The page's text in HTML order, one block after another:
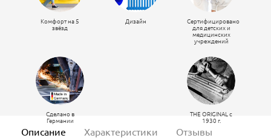
Комфорт на 5
звёзд
Дизайн
Сертифицировано
для детских и
медицинских
учреждений
Сделано в
Германии
THE ORIGINAL c
1930 г.
Описание Характеристики Отзывы